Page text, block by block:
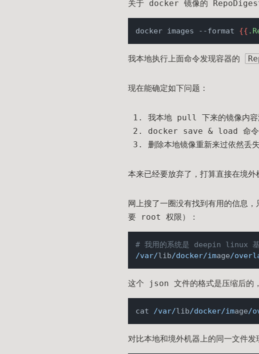
关于 docker 镜像的 RepoDigest
docker images --format {{
我本地执行上面命令发现容器的
现在能确定如下问题：
我本地 pull 下来的镜像内容
docker save & load 命令
删除本地镜像重新来过依然丢
本来已经要放弃了，打算直接在境
网上搜了一圈没有找到有用的信息
要 root 权限）：
# 我用的系统是 deepin linux 基
/var/lib/docker/image/
这个 json 文件的格式是压缩后的
cat /var/lib/docker/image/
对比本地和境外机器上的同一文件